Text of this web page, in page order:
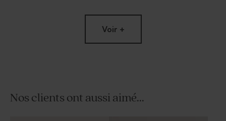
Voir +
Nos clients ont aussi aimé...